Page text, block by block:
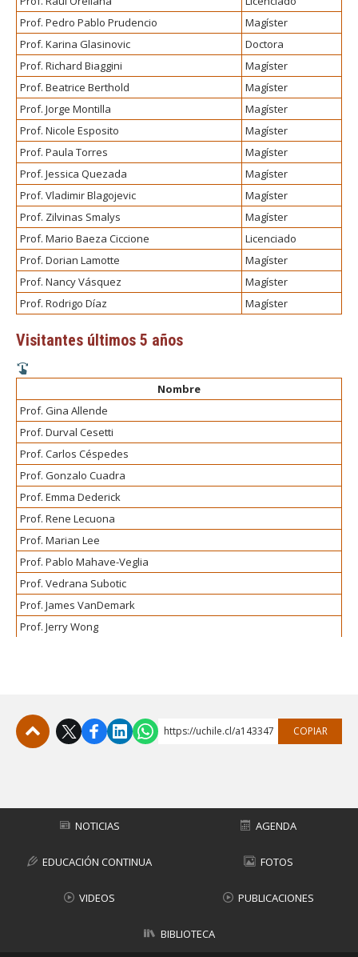
Prof. Pedro Pablo Prudencio
Magíster
Prof. Karina Glasinovic
Doctora
Prof. Richard Biaggini
Magíster
Prof. Beatrice Berthold
Magíster
Prof. Jorge Montilla
Magíster
Prof. Nicole Esposito
Magíster
Prof. Paula Torres
Magíster
Prof. Jessica Quezada
Magíster
Prof. Vladimir Blagojevic
Magíster
Prof. Zilvinas Smalys
Magíster
Prof. Mario Baeza Ciccione
Licenciado
Prof. Dorian Lamotte
Magíster
Prof. Nancy Vásquez
Magíster
Prof. Rodrigo Díaz
Magíster
Visitantes últimos 5 años
Nombre
Prof. Gina Allende
Prof. Durval Cesetti
Prof. Carlos Céspedes
Prof. Gonzalo Cuadra
Prof. Emma Dederick
Prof. Rene Lecuona
Prof. Marian Lee
Prof. Pablo Mahave-Veglia
Prof. Vedrana Subotic
Prof. James VanDemark
Prof. Jerry Wong
https://uchile.cl/a143347 COPIAR
NOTICIAS AGENDA
EDUCACIÓN CONTINUA FOTOS
VIDEOS PUBLICACIONES
BIBLIOTECA